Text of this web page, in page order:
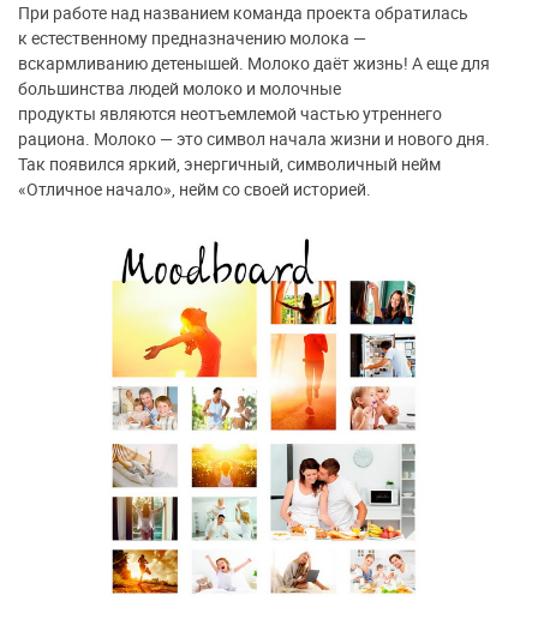
При работе над названием команда проекта обратилась
к естественному предназначению молока —
вскармливанию детенышей. Молоко даёт жизнь! А еще для
большинства людей молоко и молочные
продукты являются неотъемлемой частью утреннего
рациона. Молоко — это символ начала жизни и нового дня.
Так появился яркий, энергичный, символичный нейм
«Отличное начало», нейм со своей историей.